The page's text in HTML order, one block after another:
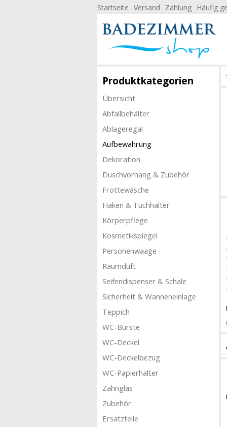
Startseite Versand Zahlung Häufig
Produktkategorien
Übersicht
Abfallbehälter
Ablageregal
Aufbewahrung
Dekoration
Duschvorhang & Zubehör
Frottewäsche
Haken & Tuchhalter
Körperpflege
Kosmetikspiegel
Personenwaage
Raumduft
Seifendispenser & Schale
Sicherheit & Wanneneinlage
Teppich
WC-Bürste
WC-Deckel
WC-Deckelbezug
WC-Papierhalter
Zahnglas
Zubehör
Ersatzteile